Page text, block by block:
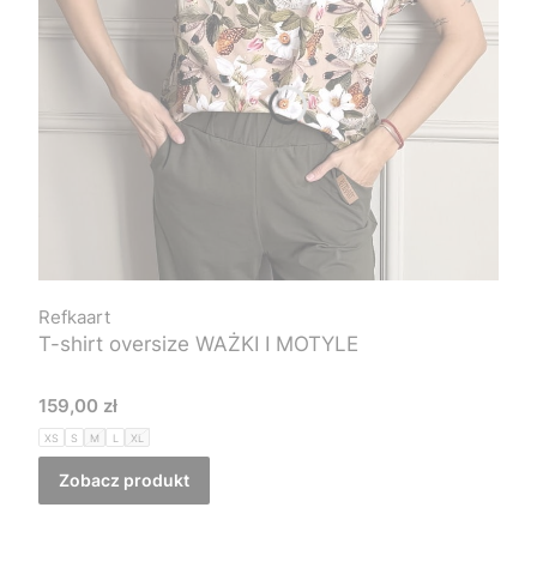
T-shirt oversize WAŻKI I MOTYLE
Refkaart
Cena
159,00 zł
XS S M L XL
Zobacz produkt